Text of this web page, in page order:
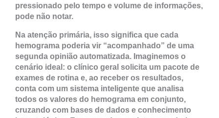
pressionado pelo tempo e volume de informações,
pode não notar.
Na atenção primária, isso significa que cada
hemograma poderia vir “acompanhado” de uma
segunda opinião automatizada. Imaginemos o
cenário ideal: o clínico geral solicita um pacote de
exames de rotina e, ao receber os resultados,
conta com um sistema inteligente que analisa
todos os valores do hemograma em conjunto,
cruzando com bases de dados e conhecimento